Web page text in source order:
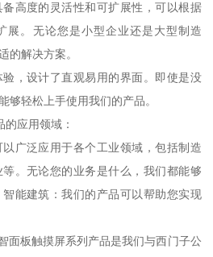
高度的灵活性和可扩展性，可以根据
展。无论您是小型企业还是大型制造
的解决方案。
，设计了直观易用的界面。即使是没
够轻松上手使用我们的产品。
应用领域：
广泛应用于各个工业领域，包括制造
。无论您的业务是什么，我们都能够
能建筑：我们的产品可以帮助您实现
触摸屏系列产品是我们与西门子公